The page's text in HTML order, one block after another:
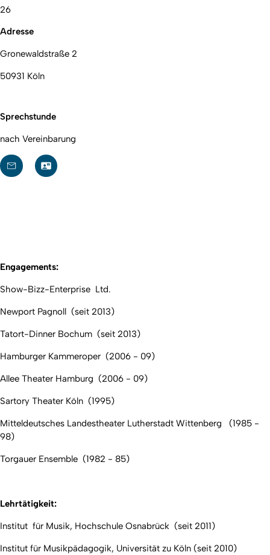
26
Adresse
Gronewaldstraße 2
50931 Köln
Sprechstunde
nach Vereinbarung
Engagements:
Show-Bizz-Enterprise Ltd.
Newport Pagnoll (seit 2013)
Tatort-Dinner Bochum (seit 2013)
Hamburger Kammeroper (2006 - 09)
Allee Theater Hamburg (2006 - 09)
Sartory Theater Köln (1995)
Mitteldeutsches Landestheater Lutherstadt Wittenberg (1985 -
98)
Torgauer Ensemble (1982 - 85)
Lehrtätigkeit:
Institut für Musik, Hochschule Osnabrück (seit 2011)
Institut für Musikpädagogik, Universität zu Köln (seit 2010)